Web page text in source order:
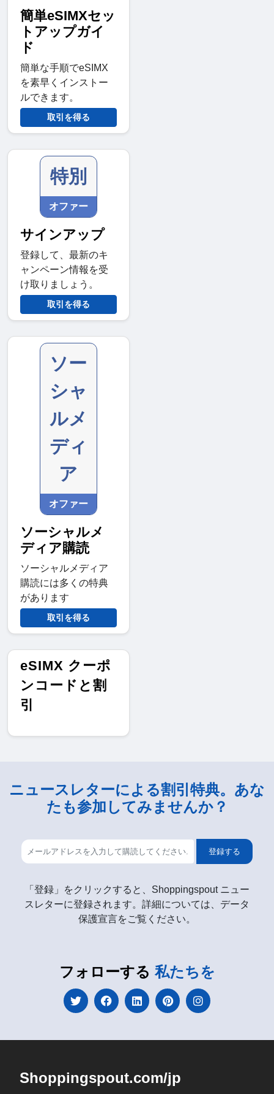
簡単eSIMXセッ
トアップガイ
ド
簡単な手順でeSIMX
を素早くインストー
ルできます。
取引を得る
特別
オファー
サインアップ
登録して、最新のキ
ャンペーン情報を受
け取りましょう。
取引を得る
ソー
シャ
ルメ
ディ
ア
オファー
ソーシャルメ
ディア購読
ソーシャルメディア
購読には多くの特典
があります
取引を得る
eSIMX クーポ
ンコードと割
引
ニュースレターによる割引特典。あな
たも参加してみませんか？
登録する
「登録」をクリックすると、Shoppingspout ニュー
スレターに登録されます。詳細については、データ
保護宣言をご覧ください。
フォローする 私たちを
Shoppingspout.com/jp